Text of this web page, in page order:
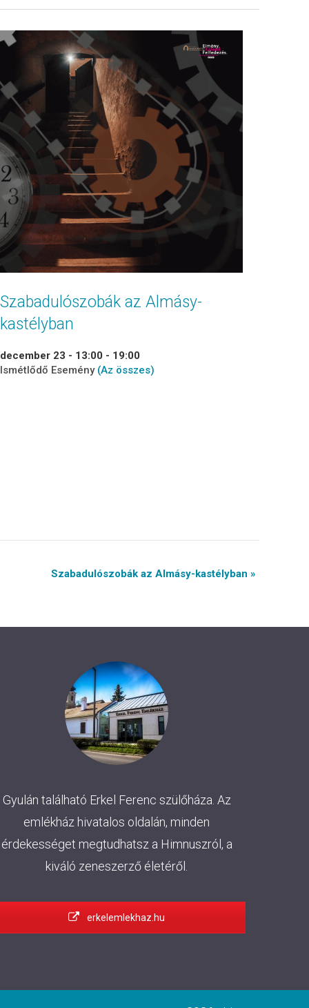
Szabadulószobák az Almásy-
kastélyban
december 23 - 13:00 - 19:00
Ismétlődő Esemény (Az összes)
Szabadulószobák az Almásy-kastélyban »
Gyulán található Erkel Ferenc szülőháza. Az
emlékház hivatalos oldalán, minden
érdekességet megtudhatsz a Himnuszról, a
kiváló zeneszerző életéről.
erkelemlekhaz.hu